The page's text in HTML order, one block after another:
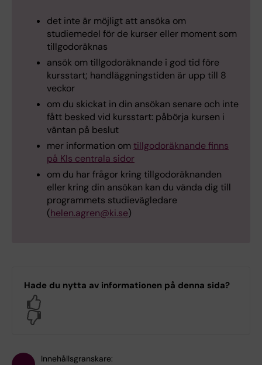
det inte är möjligt att ansöka om
studiemedel för de kurser eller moment som
tillgodoräknas
ansök om tillgodoräknande i god tid före
kursstart; handläggningstiden är upp till 8
veckor
om du skickat in din ansökan senare och inte
fått besked vid kursstart: påbörja kursen i
väntan på beslut
mer information om tillgodoräknande finns
på KIs centrala sidor
om du har frågor kring tillgodoräknanden
eller kring din ansökan kan du vända dig till
programmets studievägledare
(helen.agren@ki.se)
Hade du nytta av informationen på denna sida?
Innehållsgranskare: